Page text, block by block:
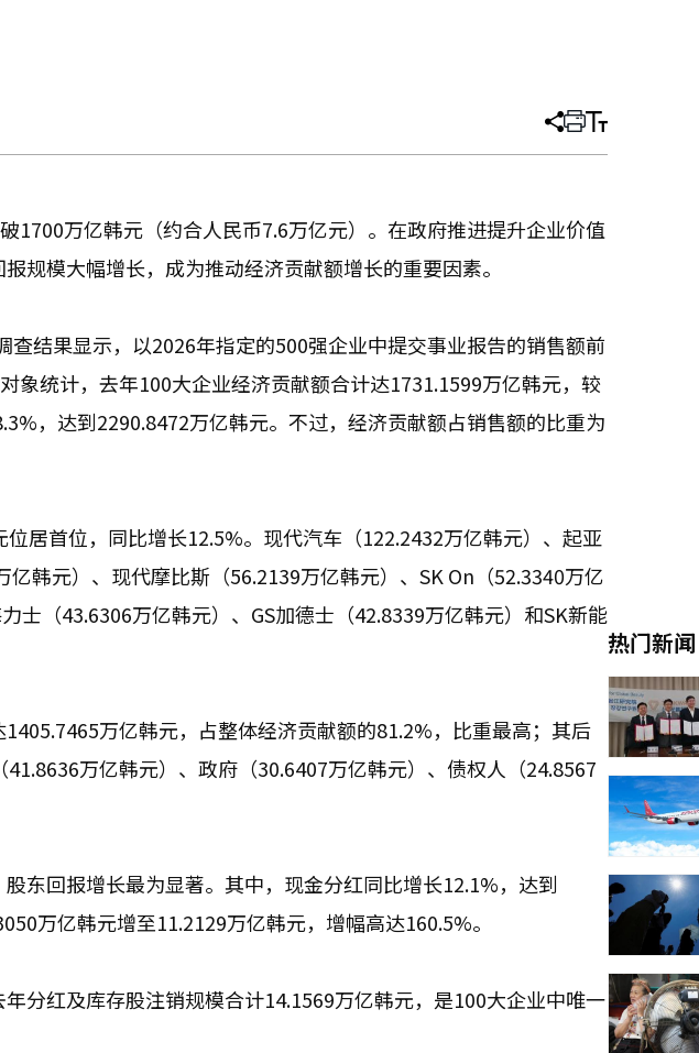
分
文
打 调
大
1700万亿韩元（约合人民币7.6万亿元）。在政府推进提升企业价值
规模大幅增长，成为推动经济贡献额增长的重要因素。
查结果显示，以2026年指定的500强企业中提交事业报告的销售额前
象统计，去年100大企业经济贡献额合计达1731.1599万亿韩元，较
，达到2290.8472万亿韩元。不过，经济贡献额占销售额的比重为
居首位，同比增长12.5%。现代汽车（122.2432万亿韩元）、起亚
亿韩元）、现代摩比斯（56.2139万亿韩元）、SK On（52.3340万亿
士（43.6306万亿韩元）、GS加德士（42.8339万亿韩元）和SK新能
万亿韩元，占整体经济贡献额的81.2%，比重最高；其后
万亿韩元）、政府（30.6407万亿韩元）、债权人（24.8567
东回报增长最为显著。其中，现金分红同比增长12.1%，达到
万亿韩元增至11.2129万亿韩元，增幅高达160.5%。
分红及库存股注销规模合计14.1569万亿韩元，是100大企业中唯一
热门新闻